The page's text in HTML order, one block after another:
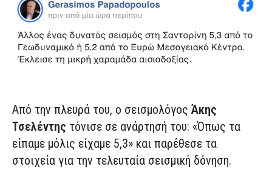
Από την πλευρά του, ο σεισμολόγος Άκης
Τσελέντης τόνισε σε ανάρτησή του: «Όπως τα
είπαμε μόλις είχαμε 5,3» και παρέθεσε τα
στοιχεία για την τελευταία σεισμική δόνηση.